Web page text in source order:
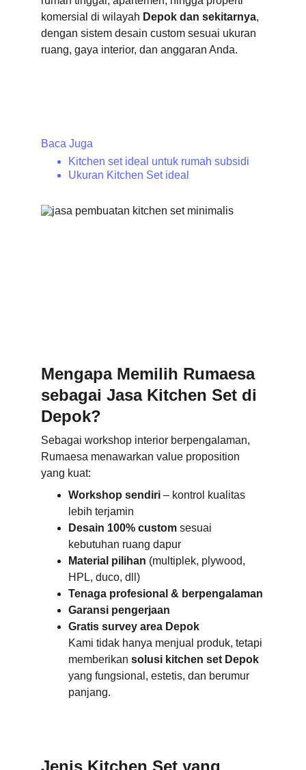
komersial di wilayah Depok dan sekitarnya,
dengan sistem desain custom sesuai ukuran
ruang, gaya interior, dan anggaran Anda.
Baca Juga
Kitchen set ideal untuk rumah subsidi
Ukuran Kitchen Set ideal
Mengapa Memilih Rumaesa
sebagai Jasa Kitchen Set di
Depok?
Sebagai workshop interior berpengalaman,
Rumaesa menawarkan value proposition
yang kuat:
Workshop sendiri – kontrol kualitas
lebih terjamin
Desain 100% custom sesuai
kebutuhan ruang dapur
Material pilihan (multiplek, plywood,
HPL, duco, dll)
Tenaga profesional & berpengalaman
Garansi pengerjaan
Gratis survey area Depok
Kami tidak hanya menjual produk, tetapi
memberikan solusi kitchen set Depok
yang fungsional, estetis, dan berumur
panjang.
Jenis Kitchen Set yang